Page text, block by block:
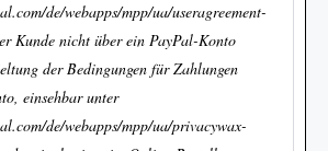
de/webapps/mpp/ua/useragreement-
Kunde nicht über ein PayPal-Konto
der Bedingungen für Zahlungen
einsehbar unter
de/webapps/mpp/ua/privacywax-